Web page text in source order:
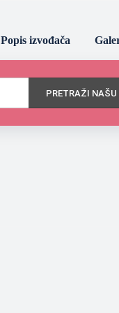
Popis izvođača
PRETRAŽI NAŠU